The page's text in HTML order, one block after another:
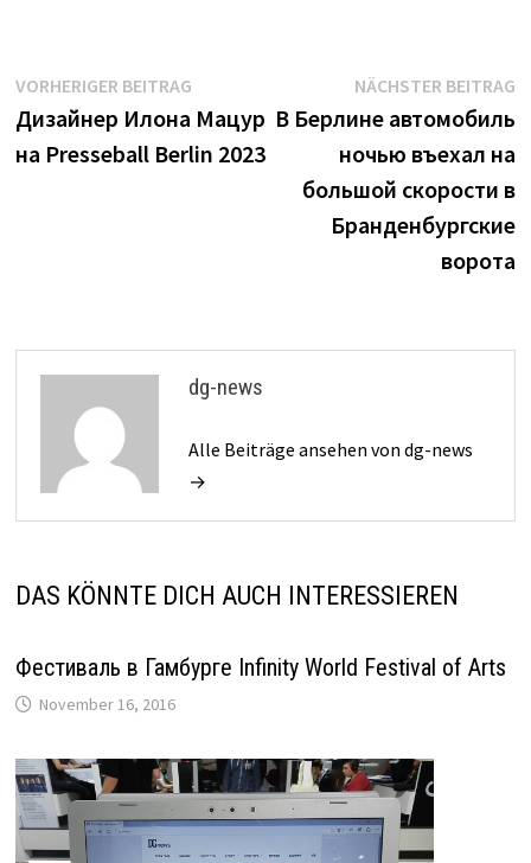
Beitrags-
Navigation
VORHERIGER BEITRAGVorheriger
Beitrag:
Дизайнер Илона Мацур
на Presseball Berlin 2023
NÄCHSTER BEITRAG
В Берлине автомобиль
ночью въехал на
большой скорости в
Бранденбургские
ворота
dg-news
Alle Beiträge ansehen von dg-news
→
DAS KÖNNTE DICH AUCH INTERESSIEREN
Фестиваль в Гамбурге Infinity World Festival of Arts
November 16, 2016